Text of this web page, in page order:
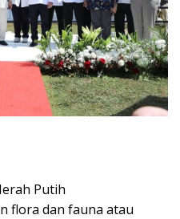
Putih
flora dan fauna atau